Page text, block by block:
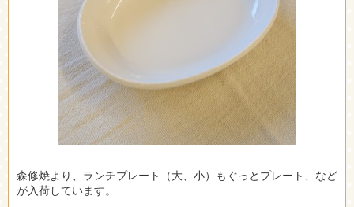
森修焼より、ランチプレート（大、小）もぐっとプレート、など
が入荷しています。